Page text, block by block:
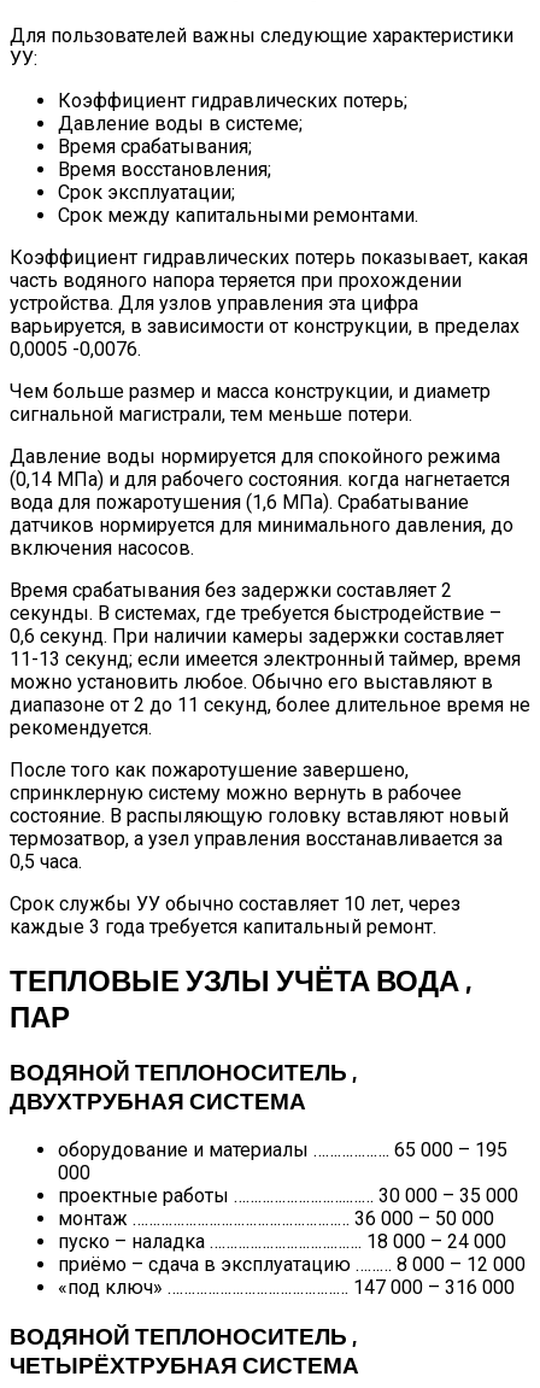
Для пользователей важны следующие характеристики
УУ:
Коэффициент гидравлических потерь;
Давление воды в системе;
Время срабатывания;
Время восстановления;
Срок эксплуатации;
Срок между капитальными ремонтами.
Коэффициент гидравлических потерь показывает, какая
часть водяного напора теряется при прохождении
устройства. Для узлов управления эта цифра
варьируется, в зависимости от конструкции, в пределах
0,0005 -0,0076.
Чем больше размер и масса конструкции, и диаметр
сигнальной магистрали, тем меньше потери.
Давление воды нормируется для спокойного режима
(0,14 МПа) и для рабочего состояния. когда нагнетается
вода для пожаротушения (1,6 МПа). Срабатывание
датчиков нормируется для минимального давления, до
включения насосов.
Время срабатывания без задержки составляет 2
секунды. В системах, где требуется быстродействие –
0,6 секунд. При наличии камеры задержки составляет
11-13 секунд; если имеется электронный таймер, время
можно установить любое. Обычно его выставляют в
диапазоне от 2 до 11 секунд, более длительное время не
рекомендуется.
После того как пожаротушение завершено,
спринклерную систему можно вернуть в рабочее
состояние. В распыляющую головку вставляют новый
термозатвор, а узел управления восстанавливается за
0,5 часа.
Срок службы УУ обычно составляет 10 лет, через
каждые 3 года требуется капитальный ремонт.
ТЕПЛОВЫЕ УЗЛЫ УЧЁТА ВОДА ,
ПАР
ВОДЯНОЙ ТЕПЛОНОСИТЕЛЬ ,
ДВУХТРУБНАЯ СИСТЕМА
оборудование и материалы ………………. 65 000 – 195
000
проектные работы ………………………..…… 30 000 – 35 000
монтаж ……………………………………………… 36 000 – 50 000
пуско – наладка ………………………….……. 18 000 – 24 000
приёмо – сдача в эксплуатацию ……… 8 000 – 12 000
«под ключ» ……………………………………… 147 000 – 316 000
ВОДЯНОЙ ТЕПЛОНОСИТЕЛЬ ,
ЧЕТЫРЁХТРУБНАЯ СИСТЕМА